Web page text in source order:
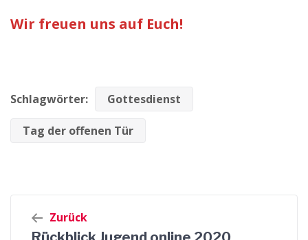
Wir freuen uns auf Euch!
Schlagwörter: Gottesdienst
Tag der offenen Tür
Beitrags-
Zurück